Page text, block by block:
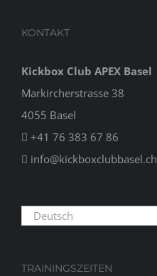
KONTAKT
Kickbox Club APEX Basel
Markircherstrasse 38
4055 Basel
+41 76 383 67 86
info@kickboxclubbasel.ch
Deutsch
TRAININGSZEITEN